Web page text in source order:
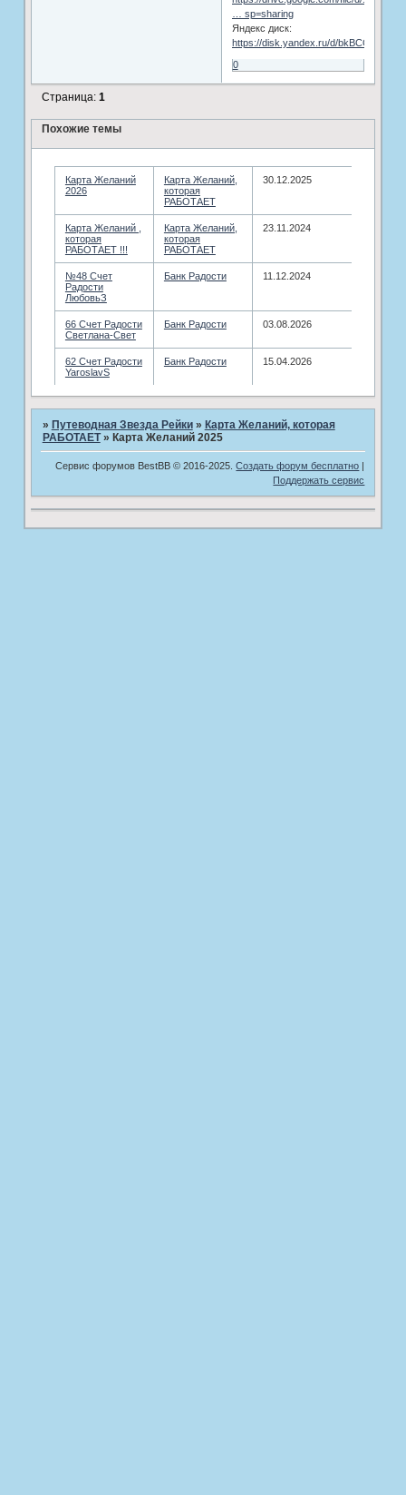
… sp=sharing
Яндекс диск:
https://disk.yandex.ru/d/
0
Страница: 1
Похожие темы
Карта Желаний
2026
Карта Желаний,
которая
РАБОТАЕТ
30.12.2025
Карта Желаний ,
которая
РАБОТАЕТ !!!
Карта Желаний,
которая
РАБОТАЕТ
23.11.2024
№48 Счет
Радости
ЛюбовьЗ
Банк Радости 11.12.2024
66 Счет Радости
Светлана-Свет
Банк Радости 03.08.2026
62 Счет Радости
YaroslavS
Банк Радости 15.04.2026
» Путеводная Звезда Рейки » Карта Желаний, которая
РАБОТАЕТ » Карта Желаний 2025
Сервис форумов BestBB © 2016-2025.Создать форум бесплатно
Поддержать сервис